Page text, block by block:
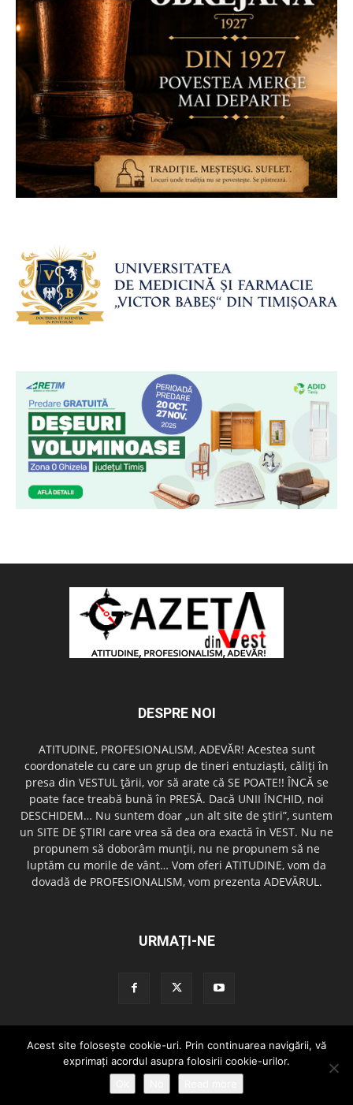
DESPRE NOI
ATITUDINE, PROFESIONALISM, ADEVĂR! Acestea sunt
coordonatele cu care un grup de tineri entuziaşti, căliţi în
presa din VESTUL ţării, vor să arate că SE POATE!! ÎNCĂ se
poate face treabă bună în PRESĂ. Dacă UNII ÎNCHID, noi
DESCHIDEM… Nu suntem doar „un alt site de ştiri”, suntem
un SITE DE ŞTIRI care vrea să dea ora exactă în VEST. Nu ne
propunem să doborâm munţii, nu ne propunem să ne
luptăm cu morile de vânt… Vom oferi ATITUDINE, vom da
dovadă de PROFESIONALISM, vom prezenta ADEVĂRUL.
URMAȚI-NE
Redactia GazetaDinVest.ro Termeni de utilizare
Cod de conduita
Confidentialitatea Datelor
Trimite o stire! Publicitate
© copyright 2015 - 2026 GazetaDinVest.ro. Toate drepturile rezervate!
Acest site foloseşte cookie-uri. Prin continuarea navigării, vă
exprimaţi acordul asupra folosirii cookie-urilor.